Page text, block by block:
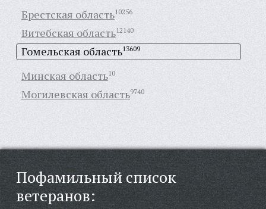
Брестская область10256
Витебская область12140
Гомельская область13609
Минская область10
Могилевская область9740
Пофамильный список
ветеранов: